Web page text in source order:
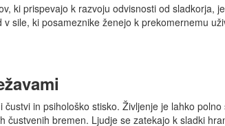
ki prispevajo k razvoju odvisnosti od sladkorja,
sile, ki posameznike ženejo k prekomernemu
in psihološko stisko. Življenje je lahko
bremen. Ljudje se zatekajo k sladki